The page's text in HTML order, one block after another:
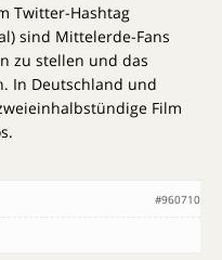
Twitter-Hashtag
sind Mittelerde-Fans
zu stellen und das
In Deutschland und
Film
#960710